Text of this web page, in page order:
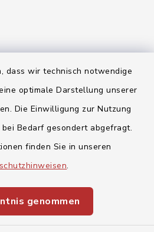
dass wir technisch notwendige
optimale Darstellung unserer
Die Einwilligung zur Nutzung
Bedarf gesondert abgefragt.
finden Sie in unseren
.
genommen
Kontakt